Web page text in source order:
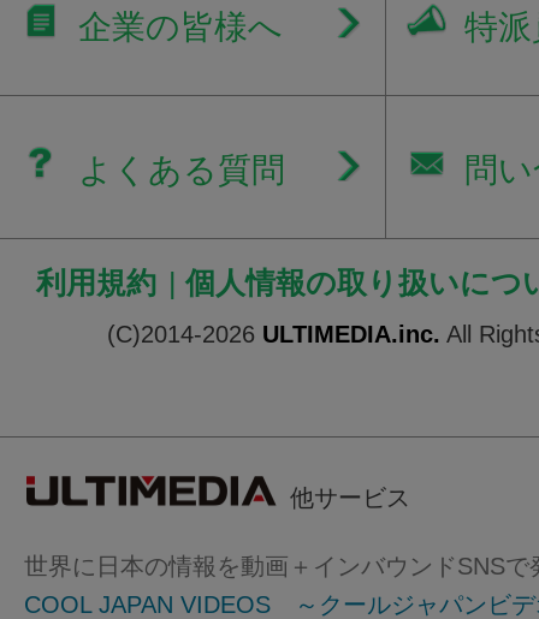
企業の皆様へ 特
よくある質問 問
利用規約 | 個人情報の取り扱いにつ
(C)2014-2026 ULTIMEDIA.inc. All
他サービス
世界に日本の情報を動画＋インバウンドSNSで
COOL JAPAN VIDEOS ～クールジャパンビ